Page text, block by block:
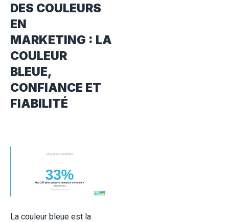
DES COULEURS
EN
MARKETING : LA
COULEUR
BLEUE,
CONFIANCE ET
FIABILITÉ
La couleur bleue est la